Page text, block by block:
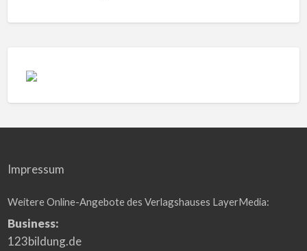
Impressum
Weitere Online-Angebote des Verlagshauses LayerMedia:
Business:
123bildung.de